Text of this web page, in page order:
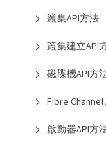
叢集API方法
叢集建立API
磁碟機API方
Fibre Channel
啟動器API方